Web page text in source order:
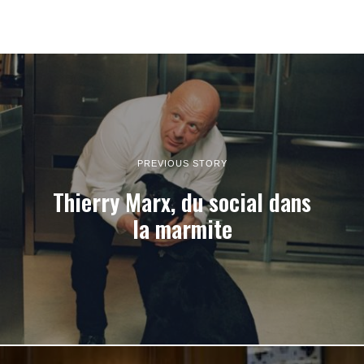
PREVIOUS STORY
Thierry Marx, du social dans
la marmite